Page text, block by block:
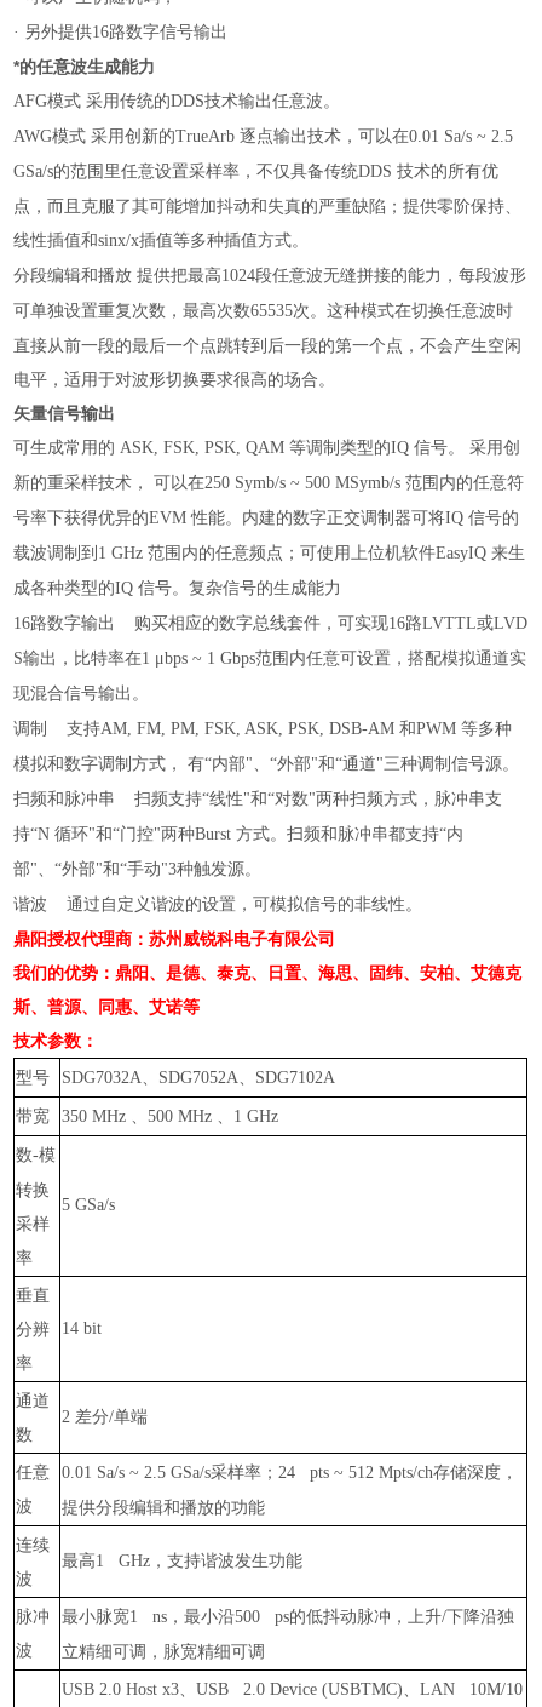
· 另外提供16路数字信号输出
*的任意波生成能力
AFG模式 采用传统的DDS技术输出任意波。
AWG模式 采用创新的TrueArb逐点输出技术，可以在0.01 Sa/s ~ 2.5
GSa/s的范围里任意设置采样率，不仅具备传统DDS技术的所有优
点，而且克服了其可能增加抖动和失真的严重缺陷；提供零阶保持、
线性插值和sinx/x插值等多种插值方式。
分段编辑和播放 提供把最高1024段任意波无缝拼接的能力，每段波形
可单独设置重复次数，最高次数65535次。这种模式在切换任意波时
直接从前一段的最后一个点跳转到后一段的第一个点，不会产生空闲
电平，适用于对波形切换要求很高的场合。
矢量信号输出
可生成常用的 ASK, FSK, PSK, QAM等调制类型的IQ信号。
采用创
新的重采样技术，
可以在250 Symb/s ~ 500 MSymb/s范围内的任意符
号率下获得优异的EVM性能。内建的数字正交调制器可将IQ信号的
载波调制到 1 GHz范围内的任意频点；可使用上位机软件EasyIQ来生
成各种类型的IQ信号。复杂信号的生成能力
16路数字输出 购买相应的数字总线套件，可实现16路LVTTL或LVD
S输出，比特率在1 μbps ~ 1 Gbps范围内任意可设置，搭配模拟通道实
现混合信号输出。
调制
支持AM, FM, PM, FSK, ASK, PSK, DSB-AM和PWM等多种
模拟和数字调制方式，
有“内部" 、“外部"和“通道"三种调制信号源。
扫频和脉冲串
扫频支持“线性"和“对数"两种扫频方式，脉冲串支
持“N循环"和“门控"两种Burst方式。扫频和脉冲串都支持“内
部" 、“外部"和“手动"3种触发源。
谐波
通过自定义谐波的设置，可模拟信号的非线性。
鼎阳授权代理商：苏州威锐科电子有限公司
我们的优势：鼎阳、是德、泰克、日置、海思、固纬、安柏、艾德克
斯、普源、同惠、艾诺等
技术参数：
型号
SDG7032A SDG7052A SDG7102A
带宽 350 MHz 、500 MHz 1 GHz
数-模
转换
采样
率
5 GSa/s
垂直
分辨
率
14 bit
通道
数
2 差分/单端
任意
波
0.01 Sa/s ~ 2.5 GSa/s采样率； 24 pts ~ 512 Mpts/ch存储深度，
提供分段编辑和播放的功能
连续
波
最高1 GHz ，支持谐波发生功能
脉冲
波
最小脉宽1 ns ，最小沿500 ps的低抖动脉冲，上升/下降沿独
立精细可调，脉宽精细可调
USB 2.0 Host x3 、USB 2.0 Device (USBTMC) 、LAN 10M/10